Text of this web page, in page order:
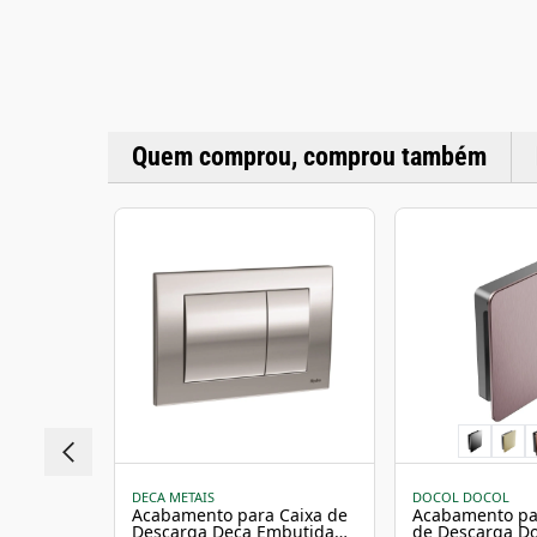
Quem comprou, comprou também
DECA METAIS
Acabamento para Caixa de
Descarga Deca Embutida
DOCOL DOCOL
Acabamento
de Descarga